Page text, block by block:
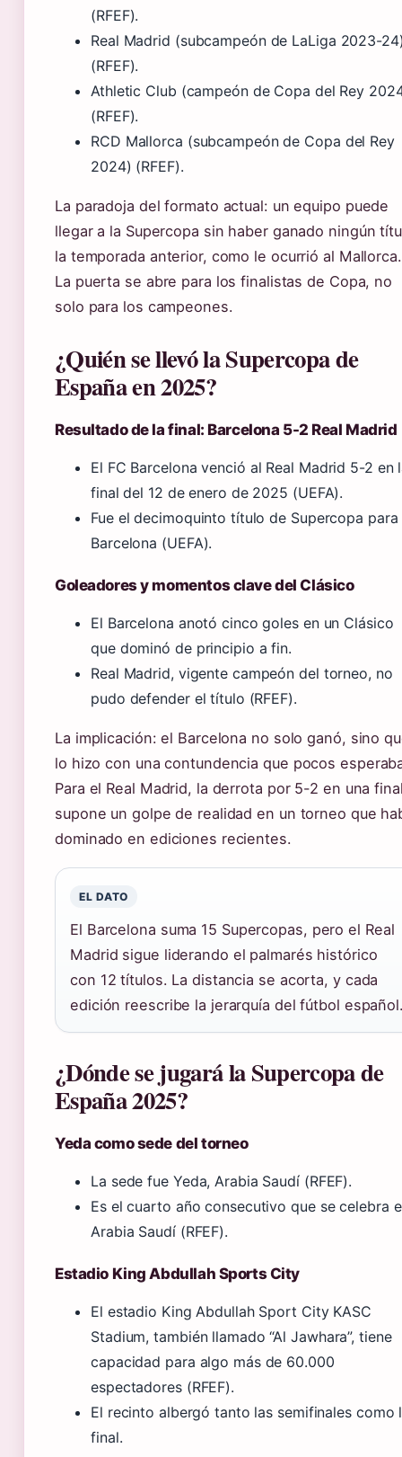
(RFEF).
Real Madrid (subcampeón de LaLiga 2023-
(RFEF).
Athletic Club (campeón de Copa del Rey
(RFEF).
RCD Mallorca (subcampeón de Copa del Rey
2024) (RFEF).
La paradoja del formato actual: un equipo puede
llegar a la Supercopa sin haber ganado ningún
la temporada anterior, como le ocurrió al Mallorca.
La puerta se abre para los finalistas de Copa, no
solo para los campeones.
¿Quién se llevó la Supercopa de
España en 2025?
Resultado de la final: Barcelona 5-2 Real Madrid
El FC Barcelona venció al Real Madrid 5-2 en
final del 12 de enero de 2025 (UEFA).
Fue el decimoquinto título de Supercopa para
Barcelona (UEFA).
Goleadores y momentos clave del Clásico
El Barcelona anotó cinco goles en un Clásico
que dominó de principio a fin.
Real Madrid, vigente campeón del torneo, no
pudo defender el título (RFEF).
La implicación: el Barcelona no solo ganó, sino
lo hizo con una contundencia que pocos
Para el Real Madrid, la derrota por 5-2 en una
supone un golpe de realidad en un torneo que
dominado en ediciones recientes.
EL DATO
El Barcelona suma 15 Supercopas, pero el Real
Madrid sigue liderando el palmarés histórico
con 12 títulos. La distancia se acorta, y cada
edición reescribe la jerarquía del fútbol
¿Dónde se jugará la Supercopa de
España 2025?
Yeda como sede del torneo
La sede fue Yeda, Arabia Saudí (RFEF).
Es el cuarto año consecutivo que se celebra
Arabia Saudí (RFEF).
Estadio King Abdullah Sports City
El estadio King Abdullah Sport City KASC
Stadium, también llamado “Al Jawhara”, tiene
capacidad para algo más de 60.000
espectadores (RFEF).
El recinto albergó tanto las semifinales como
final.